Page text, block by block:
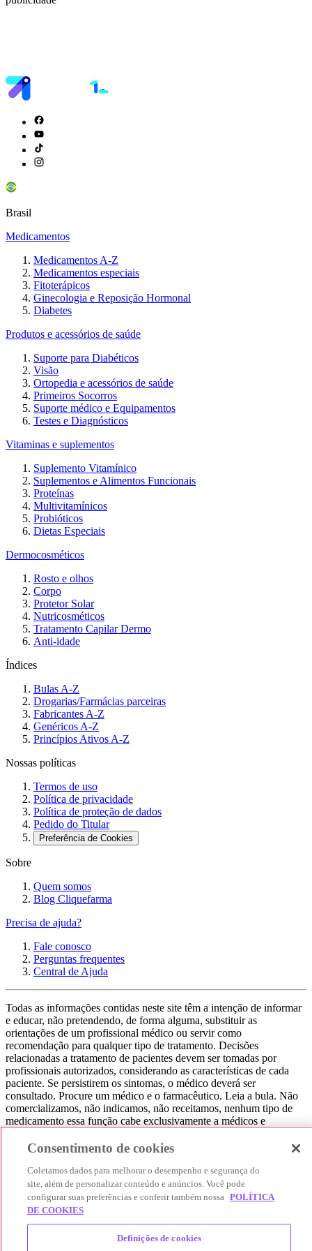
Brasil
Medicamentos
Medicamentos A-Z
Medicamentos especiais
Fitoterápicos
Ginecologia e Reposição Hormonal
Diabetes
Produtos e acessórios de saúde
Suporte para Diabéticos
Visão
Ortopedia e acessórios de saúde
Primeiros Socorros
Suporte médico e Equipamentos
Testes e Diagnósticos
Vitaminas e suplementos
Suplemento Vitamínico
Suplementos e Alimentos Funcionais
Proteínas
Multivitamínicos
Probióticos
Dietas Especiais
Dermocosméticos
Rosto e olhos
Corpo
Protetor Solar
Nutricosméticos
Tratamento Capilar Dermo
Anti-idade
Índices
Bulas A-Z
Drogarias/Farmácias parceiras
Fabricantes A-Z
Genéricos A-Z
Princípios Ativos A-Z
Nossas políticas
Termos de uso
Política de privacidade
Política de proteção de dados
Pedido do Titular
Preferência de Cookies
Sobre
Quem somos
Blog Cliquefarma
Precisa de ajuda?
Fale conosco
Perguntas frequentes
Central de Ajuda
Todas as informações contidas neste site têm a intenção de informar
e educar, não pretendendo, de forma alguma, substituir as
orientações de um profissional médico ou servir como
recomendação para qualquer tipo de tratamento. Decisões
relacionadas a tratamento de pacientes devem ser tomadas por
profissionais autorizados, considerando as características de cada
paciente. Se persistirem os sintomas, o médico deverá ser
consultado. Procure um médico e o farmacêutico. Leia a bula. Não
comercializamos, não indicamos, não receitamos, nenhum tipo de
medicamento essa função cabe exclusivamente a médicos e
consultar seu médico. Não somos uma loja ou marketplace, ou seja,
que você encontre o preço mais barato, comparando os preços de
produtos farmacêuticos. Contribuímos e damos auxílio para que sua
experiência seja bem-sucedida, mas a finalização da compra
acontece nos sites das nossas lojas parceiras.
© 2025 Afya Participações S.A. - todos os direitos reservados.
Alameda Lorena, 269 - Jardim Paulista - São Paulo / SP - CEP.:
Consentimento de cookies
Coletamos dados para melhorar o desempenho e segurança do
site, além de personalizar conteúdo e anúncios. Você pode
configurar suas preferências e conferir também nossa POLÍTICA
DE COOKIES
Definições de cookies